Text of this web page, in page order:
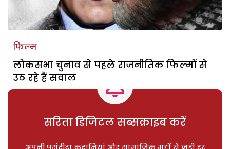
फिल्म
लोकसभा चुनाव से पहले राजनीतिक फिल्मों से
उठ रहे हैं सवाल
सरिता डिजिटल सब्सक्राइब करें